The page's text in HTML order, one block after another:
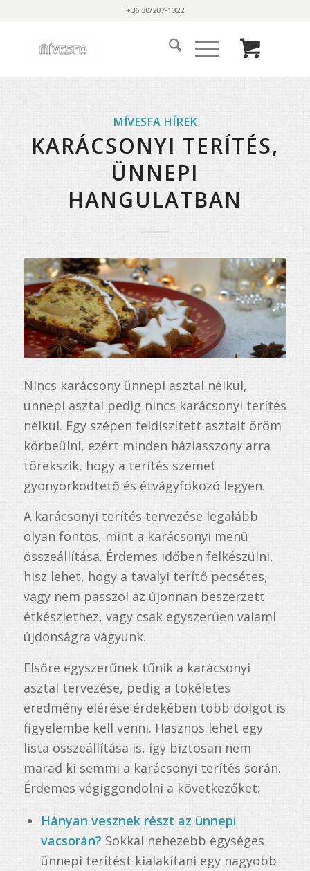
+36 30/207-1322
MÍVESFA HÍREK
KARÁCSONYI TERÍTÉS,
ÜNNEPI
HANGULATBAN
Nincs karácsony ünnepi asztal nélkül,
ünnepi asztal pedig nincs karácsonyi terítés
nélkül. Egy szépen feldíszített asztalt öröm
körbeülni, ezért minden háziasszony arra
törekszik, hogy a terítés szemet
gyönyörködtető és étvágyfokozó legyen.
A karácsonyi terítés tervezése legalább
olyan fontos, mint a karácsonyi menü
összeállítása. Érdemes időben felkészülni,
hisz lehet, hogy a tavalyi terítő pecsétes,
vagy nem passzol az újonnan beszerzett
étkészlethez, vagy csak egyszerűen valami
újdonságra vágyunk.
Elsőre egyszerűnek tűnik a karácsonyi
asztal tervezése, pedig a tökéletes
eredmény elérése érdekében több dolgot is
figyelembe kell venni. Hasznos lehet egy
lista összeállítása is, így biztosan nem
marad ki semmi a karácsonyi terítés során.
Érdemes végiggondolni a következőket:
Hányan vesznek részt az ünnepi
vacsorán? Sokkal nehezebb egységes
ünnepi terítést kialakítani egy nagyobb